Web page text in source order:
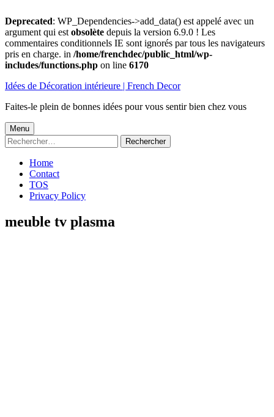
Deprecated: WP_Dependencies->add_data() est appelé avec un
argument qui est obsolète depuis la version 6.9.0 ! Les
commentaires conditionnels IE sont ignorés par tous les navigateurs
pris en charge. in /home/frenchdec/public_html/wp-
includes/functions.php on line 6170
au
Idées de Décoration intérieure | French Decor
Faites-le plein de bonnes idées pour vous sentir bien chez vous
Menu
principal
Menu
Rechercher :
Home
Contact
TOS
Privacy Policy
meuble tv plasma